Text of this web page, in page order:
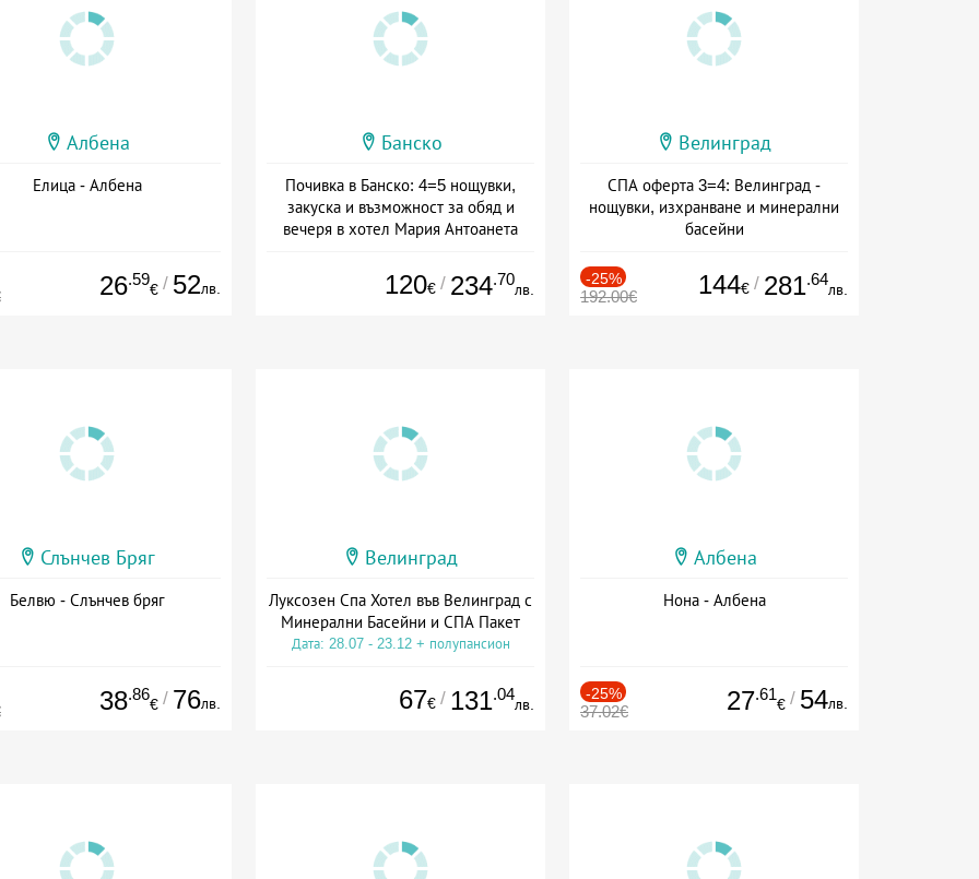
Албена
Елица - Албена
26.59
€ / 52лв.
Банско
Почивка в Банско: 4=5 нощувки,
закуска и възможност за обяд и
вечеря в хотел Мария Антоанета
120€ / 234.70
лв.
Велинград
СПА оферта 3=4: Велинград -
нощувки, изхранване и минерални
басейни
-25%
192.00€ 144€ / 281.64
лв.
Слънчев Бряг
Белвю - Слънчев бряг
38.86
€ / 76лв.
Велинград
Луксозен Спа Хотел във Велинград с
Минерални Басейни и СПА Пакет
Дата: 28.07 - 23.12 + полупансион
67€ / 131.04
лв.
Албена
Нона - Албена
-25%
37.02€ 27.61
€ / 54лв.